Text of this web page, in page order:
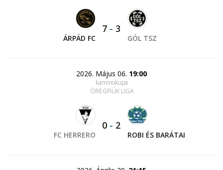
ÁRPÁD FC
7 - 3
GÓL TSZ
2026. Május 06. 19:00
kaminokupa
ÖREGFIÚK LIGA
FC HERRERO
0 - 2
ROBI ÉS BARÁTAI